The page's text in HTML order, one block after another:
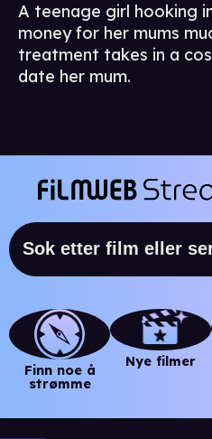
A teenage girl hooking
money for her mums
treatment takes in a
date her mum.
Finn noe å
strømme
Nye filmer